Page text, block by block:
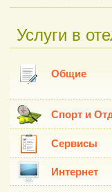
Услуги в
Общие
Спорт и
Сервисы
Интернет